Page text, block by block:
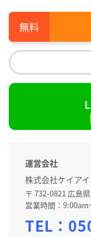
運営会社
株式会社ケイア
〒 732-0821 広島
営業時間：
TEL：